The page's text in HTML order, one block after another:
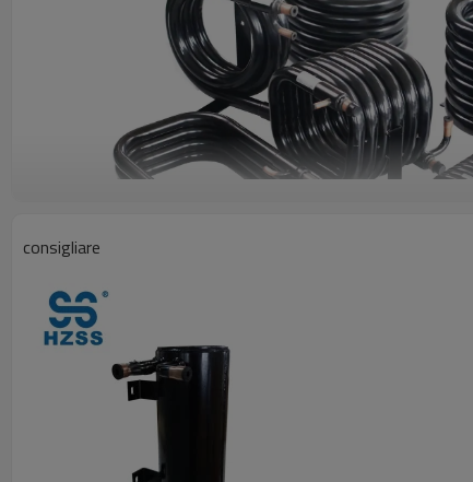
Profilo del prodotto
Le bobine WSHP di HZSS sono realizzate appositamente
caratteristiche del prodotto
1. Flusso dell'acqua nella camera d'aria e flusso di
consigliare